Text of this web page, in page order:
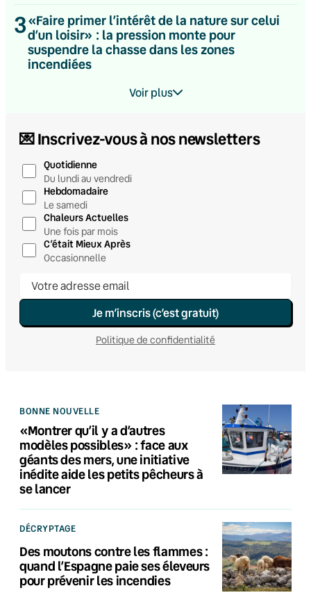
3«Faire primer l’intérêt de la nature sur celui
d’un loisir» : la pression monte pour
suspendre la chasse dans les zones
incendiées
Voir plus
💌 Inscrivez-vous à nos newsletters
Quotidienne
Du lundi au vendredi
Hebdomadaire
Le samedi
Chaleurs Actuelles
Une fois par mois
C’était Mieux Après
Occasionnelle
Je m’inscris (c’est gratuit)
Politique de confidentialité
BONNE NOUVELLE
«Montrer qu’il y a d’autres
modèles possibles» : face aux
géants des mers, une initiative
inédite aide les petits pêcheurs à
se lancer
DÉCRYPTAGE
Des moutons contre les flammes :
quand l’Espagne paie ses éleveurs
pour prévenir les incendies